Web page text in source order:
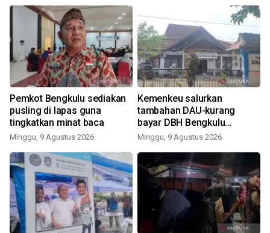
Pemkot Bengkulu sediakan
pusling di lapas guna
tingkatkan minat baca
Minggu, 9 Agustus 2026
Kemenkeu salurkan
tambahan DAU-kurang
bayar DBH Bengkulu
Rp193,09 M
Minggu, 9 Agustus 2026